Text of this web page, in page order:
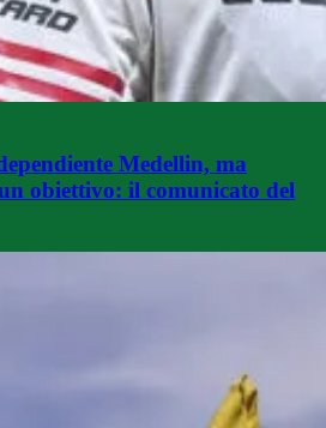
Medellin, ma
obiettivo: il comunicato del